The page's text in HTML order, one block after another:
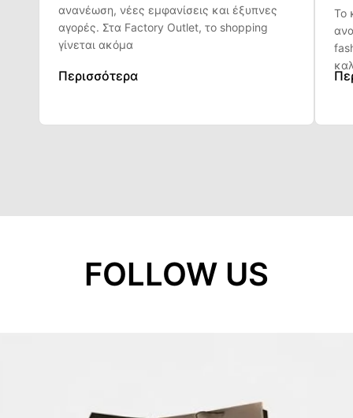
ανανέωση, νέες εμφανίσεις και έξυπνες
αγορές. Στα Factory Outlet, το shopping
γίνεται ακόμα
Περισσότερα
Το
FOLLOW US